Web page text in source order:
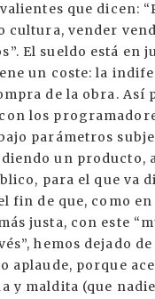
que dicen:
cultura, vender
El sueldo está en
un coste: la
de la obra. Así
los
parámetros
un producto,
para el que va
fin de que, como en
justa, con este
hemos dejado
aplaude, porque
y maldita (que